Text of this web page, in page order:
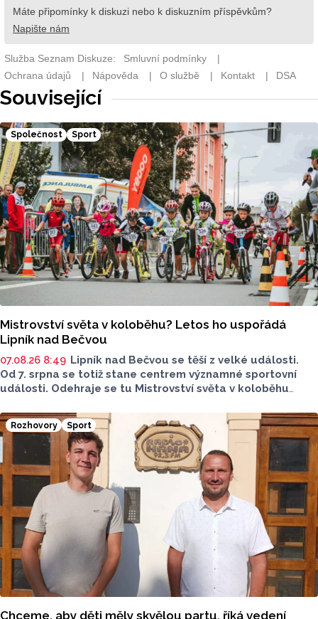
Související
Společnost Sport
Mistrovství světa v koloběhu? Letos ho uspořádá
Lipník nad Bečvou
07.08.26 8:49 Lipník nad Bečvou se těší z velké události.
Od 7. srpna se totiž stane centrem významné sportovní
události. Odehraje se tu Mistrovství světa v koloběhu
budou poměřovat v atraktivních disciplínách.
Reprezentovat budou i místní závodníci v čele
s úřadujícím mistrem světa Romanem Matyášem.
Rozhovory Sport
Chceme, aby děti měly skvělou partu, říká vedení